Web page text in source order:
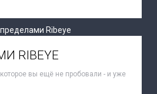
RIBEYE
вы ещё не пробовали - и уже